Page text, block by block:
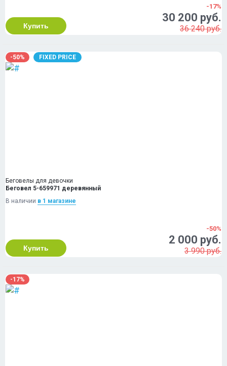
Купить
-17%
30 200 руб.
36 240 руб.
-50% FIXED PRICE
Беговелы для девочки
Беговел 5-659971 деревянный
В наличии в 1 магазинe
Купить
-50%
2 000 руб.
3 990 руб.
-17%